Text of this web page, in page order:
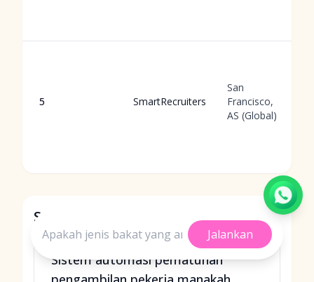
5 SmartRecruiters
San
Francisco,
AS (Global)
Soalan Lazim
Sistem automasi pematuhan
Jalankan